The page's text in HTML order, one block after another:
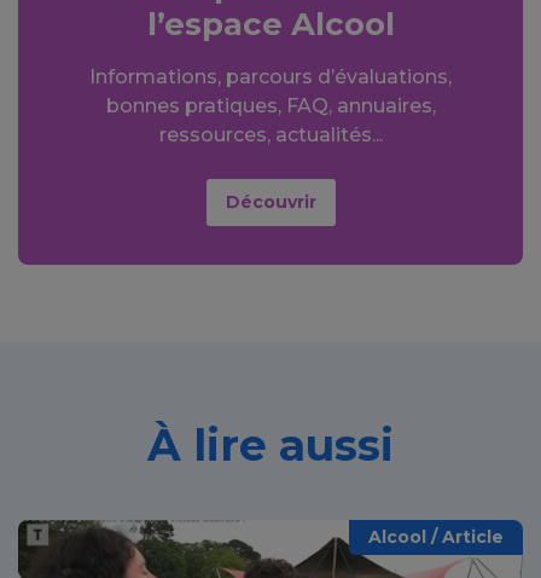
l’espace Alcool
Informations, parcours d’évaluations,
bonnes pratiques, FAQ, annuaires,
ressources, actualités...
Découvrir
À lire aussi
Alcool / Article